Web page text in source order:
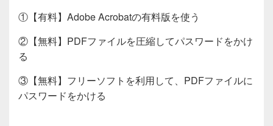
①【有料】Adobe Acrobatの有料版を使う
②【無料】PDFファイルを圧縮してパスワードをかけ
る
③【無料】フリーソフトを利用して、PDFファイルに
パスワードをかける